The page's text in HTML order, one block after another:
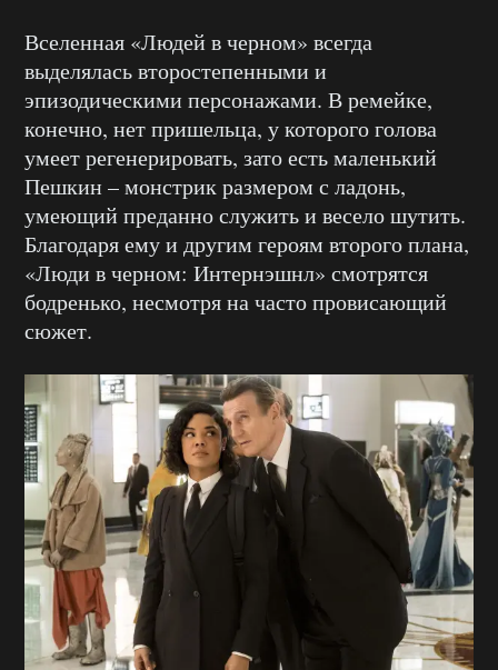
Вселенная «Людей в черном» всегда
выделялась второстепенными и
эпизодическими персонажами. В ремейке,
конечно, нет пришельца, у которого голова
умеет регенерировать, зато есть маленький
Пешкин – монстрик размером с ладонь,
умеющий преданно служить и весело шутить.
Благодаря ему и другим героям второго плана,
«Люди в черном: Интернэшнл» смотрятся
бодренько, несмотря на часто провисающий
сюжет.